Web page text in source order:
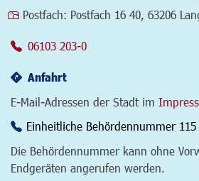
Postfach: Postfach 16 40, 63206
06103 203-0
Anfahrt
E-Mail-Adressen der Stadt im
Einheitliche Behördennummer 115
Die Behördennummer kann ohne
Endgeräten angerufen werden.